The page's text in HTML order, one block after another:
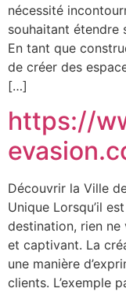
nécessité
souhaitant étendre
En tant que
de créer des
[…]
https://
Découvrir la Ville
Unique Lorsqu’il
destination, rien
et captivant. La
une manière
clients. L’exemple